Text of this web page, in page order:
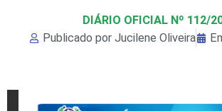
DIÁRIO OFICIAL Nº 112/
Publicado por Jucilene Oliveira